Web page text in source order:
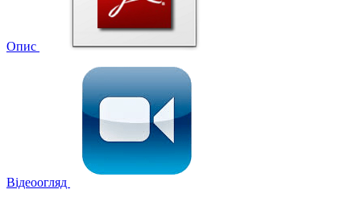
Опис
Відеоогляд